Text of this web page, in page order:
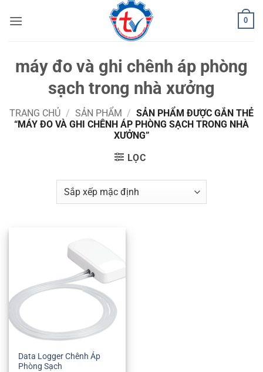
qua
0
máy đo và ghi chênh áp phòng
sạch trong nhà xưởng
TRANG CHỦ / SẢN PHẨM / SẢN PHẨM ĐƯỢC GẮN THẺ
“MÁY ĐO VÀ GHI CHÊNH ÁP PHÒNG SẠCH TRONG NHÀ
XƯỞNG”
LỌC
Data Logger Chênh Áp
Phòng Sạch